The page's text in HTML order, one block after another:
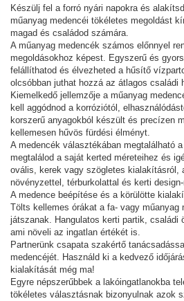
Készülj fel a forró nyári napokra és
műanyag medencéi tökéletes megoldást
magad és családod számára.
A műanyag medencék számos előnnyel
megoldásokhoz képest. Egyszerű és
felállíthatod és élvezheted a hűsítő
olcsóbban juthat hozzá az átlagos családi
Kiemelkedő jellemzője a műanyag
kell aggódnod a korróziótól,
korszerű anyagokból készült és precízen
kellemesen hűvös fürdési élményt.
A medencék választékában megtalálható
megtalálod a saját kerted méreteihez és
ovális, kerek vagy szögletes kialakításról,
növényzettel, térburkolattal és kerti
A medence beépítése és a körülötte
Tölts kellemes órákat a fa- vagy
játszanak. Hangulatos kerti partik,
ami növeli az ingatlan értékét is.
Partnerünk csapata szakértő
medencéjét. Használd ki a kedvező
kialakítását még ma!
Egyre népszerűbbek a lakóingatlanokba
tökéletes választásnak bizonyulnak azok